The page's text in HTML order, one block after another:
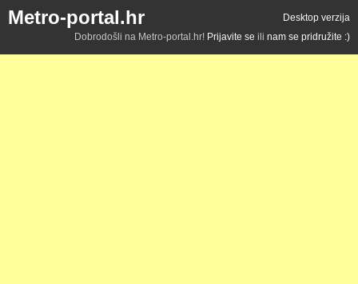
Metro-portal.hr
Desktop verzija
Dobrodošli na Metro-portal.hr! Prijavite se ili nam se pridružite :)